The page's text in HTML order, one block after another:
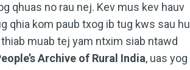
qhuas no rau nej. Kev mus kev hauv
qhia kom paub txog ib tug kws sau hu
muab tej yam ntxim siab ntawd
Archive of Rural India, uas yog